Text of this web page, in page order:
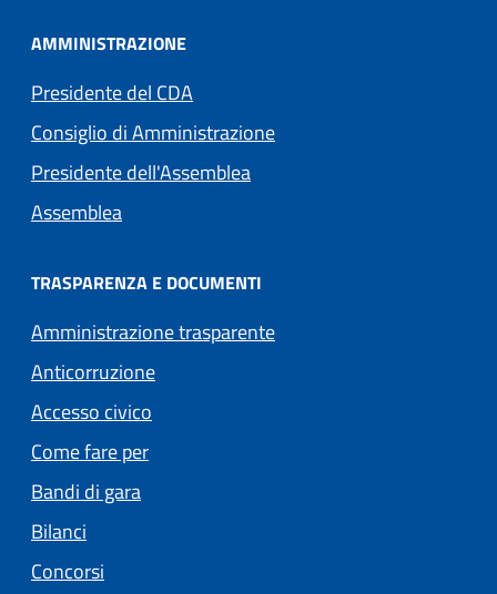
AMMINISTRAZIONE
Presidente del CDA
Consiglio di Amministrazione
Presidente dell'Assemblea
Assemblea
TRASPARENZA E DOCUMENTI
Amministrazione trasparente
Anticorruzione
Accesso civico
Come fare per
Bandi di gara
Bilanci
Concorsi